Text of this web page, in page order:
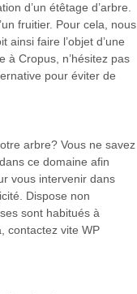
d’un étêtage d’arbre.
fruitier. Pour cela, nous
faire l’objet d’une
à Cropus, n’hésitez pas
pour éviter de
arbre? Vous ne savez
ce domaine afin
vous intervenir dans
Dispose non
sont habitués à
contactez vite WP